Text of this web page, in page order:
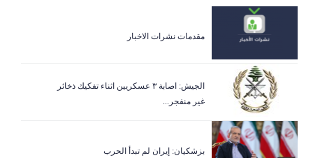
مقدمات نشرات الاخبار
الجيش: اصابة ٣ عسكريين اثناء تفكيك ذخائر
غير منفجر...
بزشكيان: إيران لم تبدأ الحرب